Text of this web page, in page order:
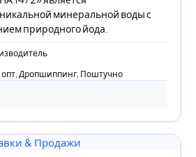
минеральной воды с
природного йода.
Дропшиппинг, Поштучно